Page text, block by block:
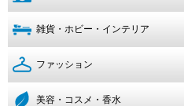
雑貨・ホビー・インテリア
ファッション
美容・コスメ・香水